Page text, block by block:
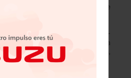
inauguran sucursal de
que en conjunto con CACESA –
inauguran una nueva
en el estado de Aguascalientes,
el tiempo de entrega…